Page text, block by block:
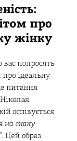
про
жінку
попросять
ідеальну
питання
оспівується
на скаку
. Цей образ